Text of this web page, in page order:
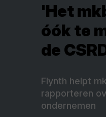
'Het
óók te
de
Flynth helpt
rapporteren
ondernemen